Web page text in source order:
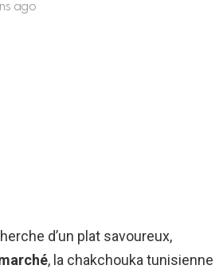
ago
d’un plat savoureux,
, la chakchouka tunisienne